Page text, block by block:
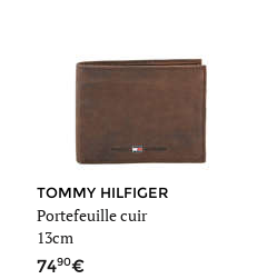
TOMMY HILFIGER
Portefeuille cuir
13cm
7490